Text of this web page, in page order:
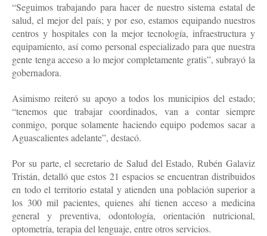
“Seguimos trabajando para hacer de nuestro sistema estatal de
salud, el mejor del país; y por eso, estamos equipando nuestros
centros y hospitales con la mejor tecnología, infraestructura y
equipamiento, así como personal especializado para que nuestra
gente tenga acceso a lo mejor completamente gratis”, subrayó la
gobernadora.
Asimismo reiteró su apoyo a todos los municipios del estado;
“tenemos que trabajar coordinados, van a contar siempre
conmigo, porque solamente haciendo equipo podemos sacar a
Aguascalientes adelante”, destacó.
Por su parte, el secretario de Salud del Estado, Rubén Galaviz
Tristán, detalló que estos 21 espacios se encuentran distribuidos
en todo el territorio estatal y atienden una población superior a
los 300 mil pacientes, quienes ahí tienen acceso a medicina
general y preventiva, odontología, orientación nutricional,
optometría, terapia del lenguaje, entre otros servicios.